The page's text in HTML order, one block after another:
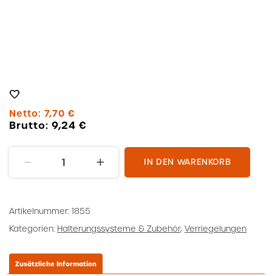
Netto: 7,70 €
Brutto: 9,24 €
IN DEN WARENKORB
Artikelnummer: 1855
Kategorien: Halterungssysteme & Zubehör, Verriegelungen
Zusätzliche Information